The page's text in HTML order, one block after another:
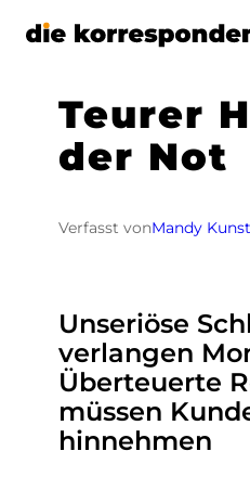
Zum
Teurer
der Not
Verfasst vonMandy
Unseriöse
verlangen
Überteuerte
müssen
hinnehmen